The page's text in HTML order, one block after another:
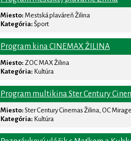
Miesto: Mestská plaváreň Žilina
Kategória: Šport
Program kina CINEMAX ŽILINA
Miesto: ZOC MAX Žilina
Kategória: Kultúra
Program multikina Ster Century
Miesto: Ster Century Cinemas Žilina, OC Mirage
Kategória: Kultúra